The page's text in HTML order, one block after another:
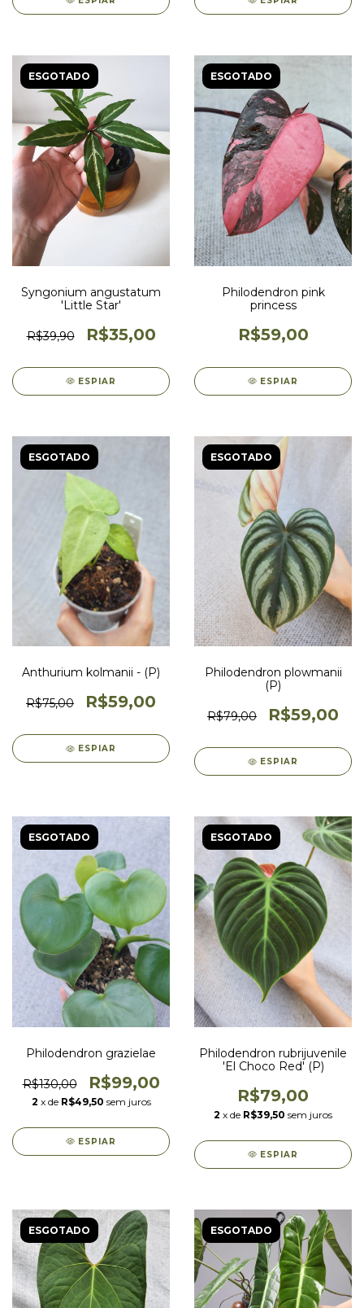
ESGOTADO
Syngonium angustatum
'Little Star'
R$39,90 R$35,00
ESPIAR
ESGOTADO
Philodendron pink
princess
R$59,00
ESPIAR
ESGOTADO
Anthurium kolmanii - (P)
R$75,00 R$59,00
ESPIAR
ESGOTADO
Philodendron plowmanii
(P)
R$79,00 R$59,00
ESPIAR
ESGOTADO
Philodendron grazielae
R$130,00 R$99,00
2 x de R$49,50 sem juros
ESPIAR
ESGOTADO
Philodendron rubrijuvenile
'El Choco Red' (P)
R$79,00
2 x de R$39,50 sem juros
ESPIAR
ESGOTADO ESGOTADO